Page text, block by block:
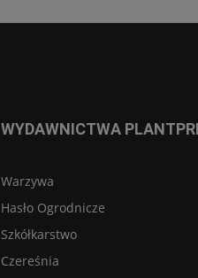
WYDAWNICTWA
Warzywa
Hasło Ogrodnicze
Szkółkarstwo
Czereśnia